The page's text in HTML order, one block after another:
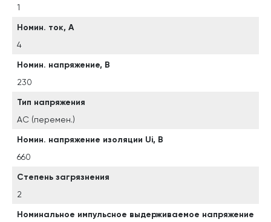
1
Номин. ток, А
4
Номин. напряжение, В
230
Тип напряжения
AC (перемен.)
Номин. напряжение изоляции Ui, В
660
Степень загрязнения
2
Номинальное импульсное выдерживаемое напряжение